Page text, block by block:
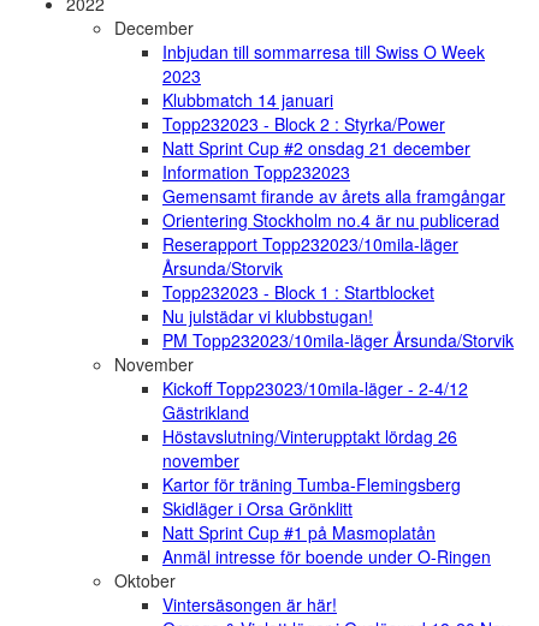
December
Inbjudan till sommarresa till Swiss O Week
2023
Klubbmatch 14 januari
Topp232023 - Block 2 : Styrka/Power
Natt Sprint Cup #2 onsdag 21 december
Information Topp232023
Gemensamt firande av årets alla framgångar
Orientering Stockholm no.4 är nu publicerad
Reserapport Topp232023/10mila-läger
Årsunda/Storvik
Topp232023 - Block 1 : Startblocket
Nu julstädar vi klubbstugan!
PM Topp232023/10mila-läger Årsunda/Storvik
November
Kickoff Topp23023/10mila-läger - 2-4/12
Gästrikland
Höstavslutning/Vinterupptakt lördag 26
november
Kartor för träning Tumba-Flemingsberg
Skidläger i Orsa Grönklitt
Natt Sprint Cup #1 på Masmoplatån
Anmäl intresse för boende under O-Ringen
Oktober
Vintersäsongen är här!